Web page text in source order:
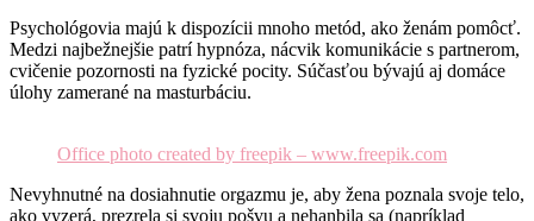
Psychológovia majú k dispozícii mnoho metód, ako ženám pomôcť.
Medzi najbežnejšie patrí hypnóza, nácvik komunikácie s partnerom,
cvičenie pozornosti na fyzické pocity. Súčasťou bývajú aj domáce
úlohy zamerané na masturbáciu.
Office photo created by freepik – www.freepik.com
Nevyhnutné na dosiahnutie orgazmu je, aby žena poznala svoje telo,
ako vyzerá, prezrela si svoju pošvu a nehanbila sa (napríklad